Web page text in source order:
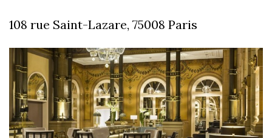
108 rue Saint-Lazare, 75008 Paris